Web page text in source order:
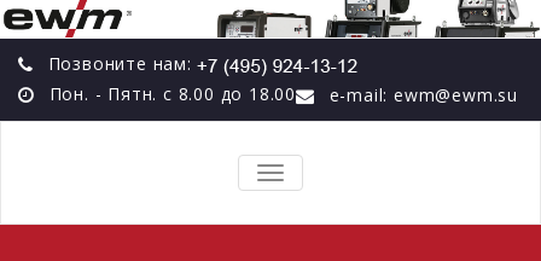
Позвоните нам:
Пон. - Пятн. с 8.00 до 18.00
e-mail: ewm@ewm.su
TOGGLE